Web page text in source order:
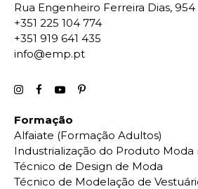
Rua Engenheiro Ferreira Dias, 954
+351 225 104 774
+351 919 641 435
info@emp.pt
Formação
Alfaiate (Formação Adultos)
Industrialização do Produto Moda
Técnico de Design de Moda
Técnico de Modelação de